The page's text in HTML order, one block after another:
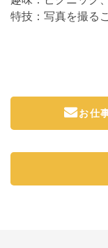
特技： 写真を撮る
お仕